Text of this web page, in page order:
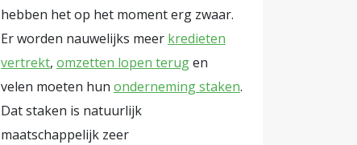
hebben het op het moment erg zwaar.
Er worden nauwelijks meer kredieten
vertrekt, omzetten lopen terugen
velen moeten hun onderneming staken.
Dat staken is natuurlijk
maatschappelijk zeer